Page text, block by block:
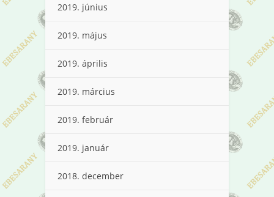
2019. június
2019. május
2019. április
2019. március
2019. február
2019. január
2018. december